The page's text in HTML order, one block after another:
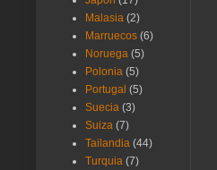
Malasia (2)
Marruecos (6)
Noruega (5)
Polonia (5)
Portugal (5)
Suecia (3)
Suiza (7)
Tailandia (44)
Turquia (7)